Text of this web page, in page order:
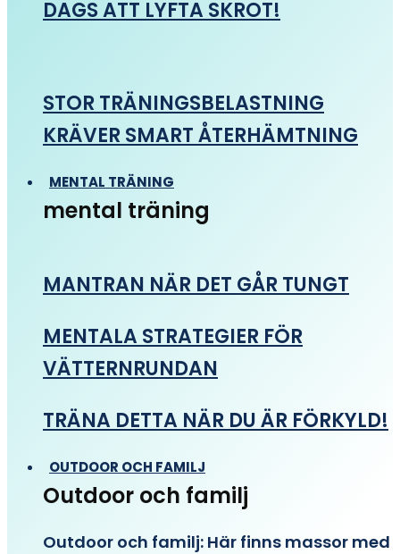
DAGS ATT LYFTA SKROT!
STOR TRÄNINGSBELASTNING
KRÄVER SMART ÅTERHÄMTNING
MENTAL TRÄNING
mental träning
MANTRAN NÄR DET GÅR TUNGT
MENTALA STRATEGIER FÖR
VÄTTERNRUNDAN
TRÄNA DETTA NÄR DU ÄR FÖRKYLD!
OUTDOOR OCH FAMILJ
Outdoor och familj
Outdoor och familj: Här finns massor med